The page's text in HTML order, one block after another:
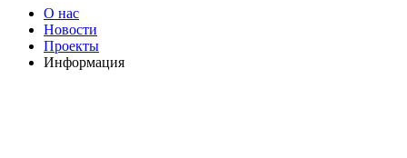
О нас
Новости
Проекты
Информация